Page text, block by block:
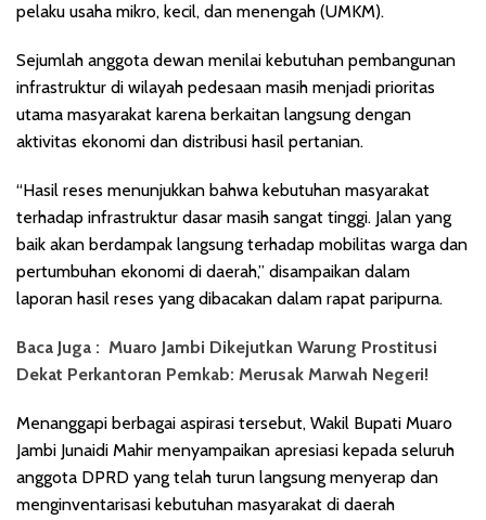
pelaku usaha mikro, kecil, dan menengah (UMKM).
Sejumlah anggota dewan menilai kebutuhan pembangunan
infrastruktur di wilayah pedesaan masih menjadi prioritas
utama masyarakat karena berkaitan langsung dengan
aktivitas ekonomi dan distribusi hasil pertanian.
“Hasil reses menunjukkan bahwa kebutuhan masyarakat
terhadap infrastruktur dasar masih sangat tinggi. Jalan yang
baik akan berdampak langsung terhadap mobilitas warga dan
pertumbuhan ekonomi di daerah,” disampaikan dalam
laporan hasil reses yang dibacakan dalam rapat paripurna.
Baca Juga : Muaro Jambi Dikejutkan Warung Prostitusi
Dekat Perkantoran Pemkab: Merusak Marwah Negeri!
Menanggapi berbagai aspirasi tersebut, Wakil Bupati Muaro
Jambi Junaidi Mahir menyampaikan apresiasi kepada seluruh
anggota DPRD yang telah turun langsung menyerap dan
menginventarisasi kebutuhan masyarakat di daerah